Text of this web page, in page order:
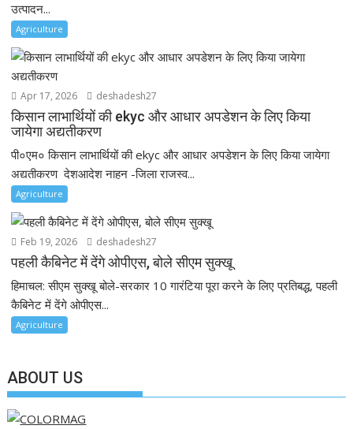
उत्पादन...
Agriculture
Apr 17, 2026 deshadesh27
किसान लाभार्थियों की ekyc और आधार अपडेशन के लिए किया
जायेगा अद्यतीकरण
पी०एम० किसान लाभार्थियों की ekyc और आधार अपडेशन के लिए किया जायेगा
अद्यतीकरण देशआदेश नाहन -जिला राजस्व...
Agriculture
Feb 19, 2026 deshadesh27
पहली कैबिनेट में देंगे ओपीएस, बोले सीएम सुक्खू
हिमाचल: सीएम सुक्खू बोले-सरकार 10 गारंटिया पूरा करने के लिए प्रतिबद्ध, पहली
कैबिनेट में देंगे ओपीएस...
Agriculture
ABOUT US